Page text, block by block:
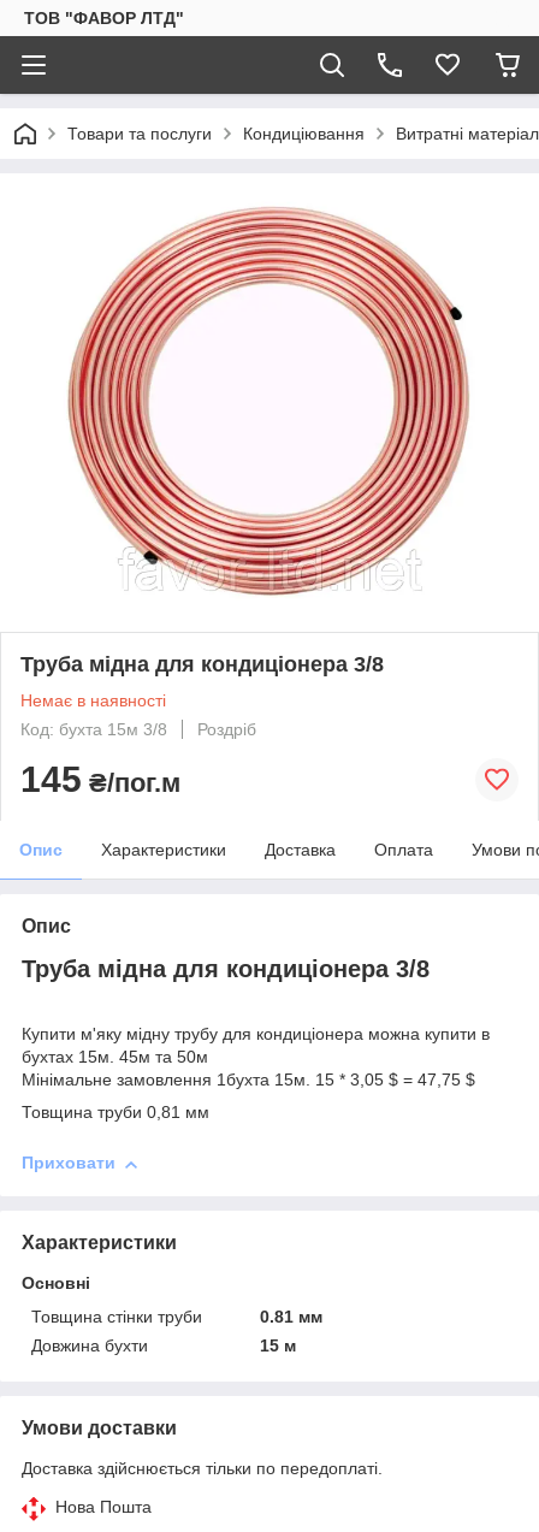
ТОВ "ФАВОР ЛТД"
Товари та послуги Кондиціювання Витратні
Труба мідна для кондиціонера 3/8
Немає в наявності
Код: бухта 15м 3/8
Роздріб
145 ₴/пог.м
Опис Характеристики Доставка Оплата Умови
Опис
Труба мідна для кондиціонера 3/8
Купити м'яку мідну трубу для кондиціонера можна купити в
бухтах 15м. 45м та 50м
Мінімальне замовлення 1бухта 15м. 15 * 3,05 $ = 47,75 $
Товщина труби 0,81 мм
Приховати
Характеристики
Основні
Товщина стінки труби
0.81 мм
Довжина бухти
15 м
Умови доставки
Доставка здійснюється тільки по передоплаті.
Нова Пошта